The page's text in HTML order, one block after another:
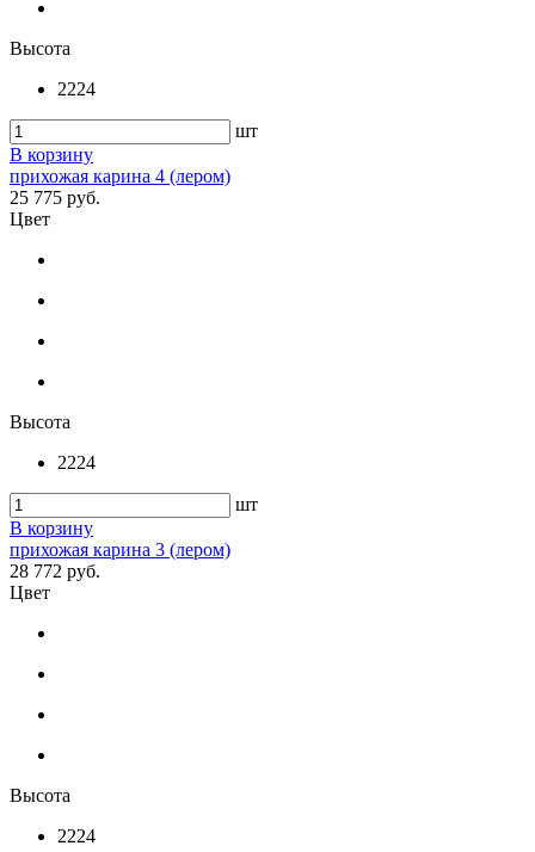
Высота
2224
шт
В корзину
прихожая карина 4 (лером)
25 775 руб.
Цвет
Высота
2224
шт
В корзину
прихожая карина 3 (лером)
28 772 руб.
Цвет
Высота
2224